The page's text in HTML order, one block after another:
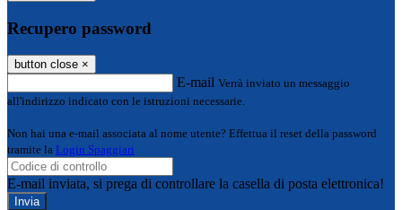
Recupero password
button close ×
E-mail Verrà inviato un messaggio
all'indirizzo indicato con le istruzioni necessarie.
Non hai una e-mail associata al nome utente? Effettua il reset della password
tramite la Login Spaggiari
E-mail inviata, si prega di controllare la casella di posta elettronica!